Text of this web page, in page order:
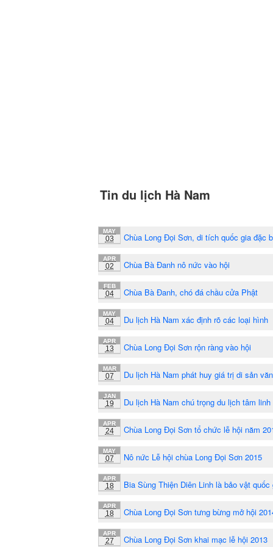
Tin du lịch Hà Nam
MAY
03 Chùa Long Đọi Sơn, di tích quốc gia đặc
APR
02 Chùa Bà Đanh nô nức vào hội
FEB
04 Chùa Bà Đanh, chó đá chầu cửa Phật
MAY
04 Du lịch Hà Nam xác định rõ các loại hình
APR
13 Chùa Long Đọi Sơn rộn ràng vào hội
MAR
07 Du lịch Hà Nam phát huy giá trị di sản
JAN
19 Du lịch Hà Nam chú trọng du lịch tâm linh
APR
24 Chùa Long Đọi Sơn tổ chức lễ hội năm
MAY
07 Nô nức Lễ hội chùa Long Đọi Sơn 2015
APR
18 Bia Sùng Thiện Diên Linh là bảo vật quốc
APR
18 Chùa Long Đọi Sơn tưng bừng mở hội
APR
27 Chùa Long Đọi Sơn khai mạc lễ hội 2013